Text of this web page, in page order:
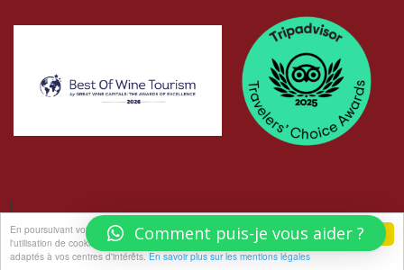
j'accepte
En poursuivant votre navigation sur ce site, vous acceptez
l'utilisation de cookies pour vous proposer des offres et services
adaptés à vos centres d'intérêts. En savoir plus sur les mentions légales
© COPYRIGHT LES ATELIERS AU CHÂTEAU - PHOTOS ELISABETH ROGER
Comment puis-je vous aider ?